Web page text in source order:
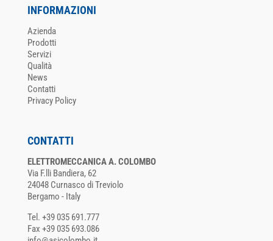
INFORMAZIONI
Azienda
Prodotti
Servizi
Qualità
News
Contatti
Privacy Policy
CONTATTI
ELETTROMECCANICA A. COLOMBO
Via F.lli Bandiera, 62
24048 Curnasco di Treviolo
Bergamo - Italy
Tel. +39 035 691.777
Fax +39 035 693.086